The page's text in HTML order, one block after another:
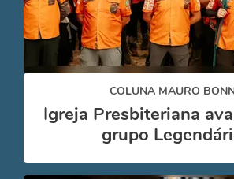
COLUNA MAURO
Igreja Presbiteriana
grupo